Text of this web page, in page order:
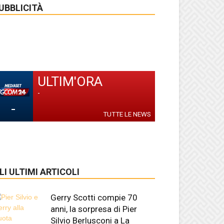
-
ULTIM'ORA
-
TUTTE LE NEWS
ULTIMI ARTICOLI
Gerry Scotti compie 70
anni, la sorpresa di Pier
Silvio Berlusconi a La